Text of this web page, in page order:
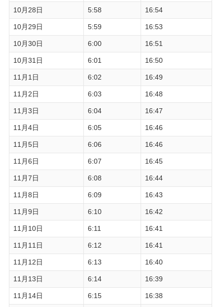
10月28日 5:58 16:54
10月29日 5:59 16:53
10月30日 6:00 16:51
10月31日 6:01 16:50
11月1日 6:02 16:49
11月2日 6:03 16:48
11月3日 6:04 16:47
11月4日 6:05 16:46
11月5日 6:06 16:46
11月6日 6:07 16:45
11月7日 6:08 16:44
11月8日 6:09 16:43
11月9日 6:10 16:42
11月10日 6:11 16:41
11月11日 6:12 16:41
11月12日 6:13 16:40
11月13日 6:14 16:39
11月14日 6:15 16:38